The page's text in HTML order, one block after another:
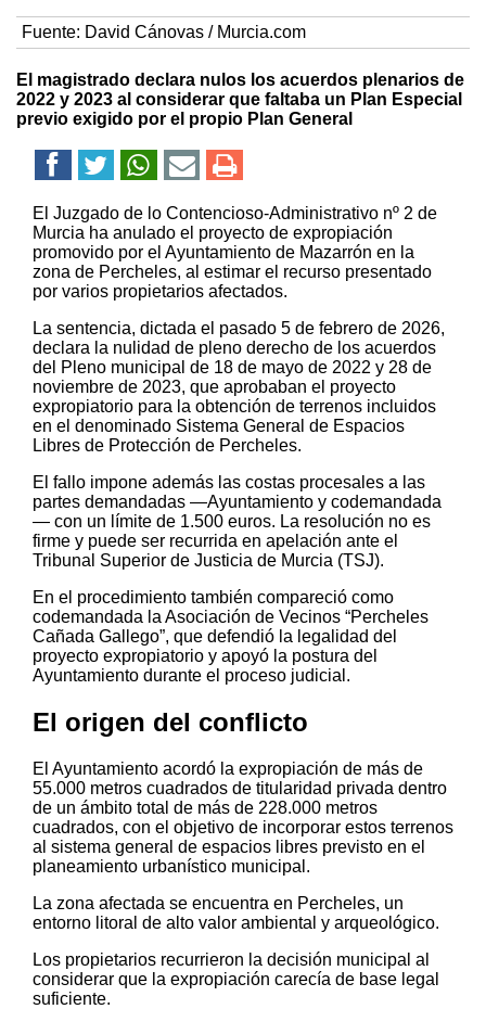
Fuente: David Cánovas / Murcia.com
El magistrado declara nulos los acuerdos plenarios de
2022 y 2023 al considerar que faltaba un Plan Especial
previo exigido por el propio Plan General
El Juzgado de lo Contencioso-Administrativo nº 2 de
Murcia ha anulado el proyecto de expropiación
promovido por el Ayuntamiento de Mazarrón en la
zona de Percheles, al estimar el recurso presentado
por varios propietarios afectados.
La sentencia, dictada el pasado 5 de febrero de 2026,
declara la nulidad de pleno derecho de los acuerdos
del Pleno municipal de 18 de mayo de 2022 y 28 de
noviembre de 2023, que aprobaban el proyecto
expropiatorio para la obtención de terrenos incluidos
en el denominado Sistema General de Espacios
Libres de Protección de Percheles.
El fallo impone además las costas procesales a las
partes demandadas —Ayuntamiento y codemandada
— con un límite de 1.500 euros. La resolución no es
firme y puede ser recurrida en apelación ante el
Tribunal Superior de Justicia de Murcia (TSJ).
En el procedimiento también compareció como
codemandada la Asociación de Vecinos “Percheles
Cañada Gallego”, que defendió la legalidad del
proyecto expropiatorio y apoyó la postura del
Ayuntamiento durante el proceso judicial.
El origen del conflicto
El Ayuntamiento acordó la expropiación de más de
55.000 metros cuadrados de titularidad privada dentro
de un ámbito total de más de 228.000 metros
cuadrados, con el objetivo de incorporar estos terrenos
al sistema general de espacios libres previsto en el
planeamiento urbanístico municipal.
La zona afectada se encuentra en Percheles, un
entorno litoral de alto valor ambiental y arqueológico.
Los propietarios recurrieron la decisión municipal al
considerar que la expropiación carecía de base legal
suficiente.